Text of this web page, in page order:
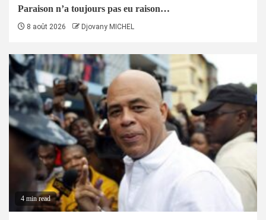
Paraison n’a toujours pas eu raison…
8 août 2026 Djovany MICHEL
4 min read